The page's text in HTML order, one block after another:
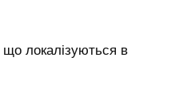
що локалізуються в